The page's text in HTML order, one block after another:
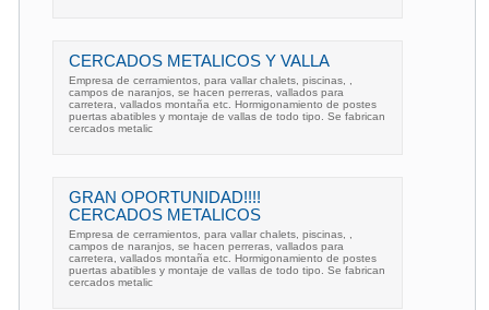
CERCADOS METALICOS Y VALLA
Empresa de cerramientos, para vallar chalets, piscinas, ,
campos de naranjos, se hacen perreras, vallados para
carretera, vallados montaña etc. Hormigonamiento de postes
puertas abatibles y montaje de vallas de todo tipo. Se fabrican
cercados metalic
GRAN OPORTUNIDAD!!!!
CERCADOS METALICOS
Empresa de cerramientos, para vallar chalets, piscinas, ,
campos de naranjos, se hacen perreras, vallados para
carretera, vallados montaña etc. Hormigonamiento de postes
puertas abatibles y montaje de vallas de todo tipo. Se fabrican
cercados metalic